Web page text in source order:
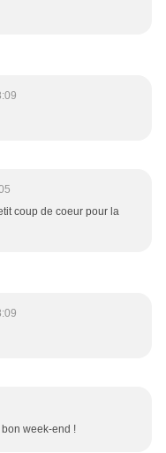
coup de coeur pour la
week-end !